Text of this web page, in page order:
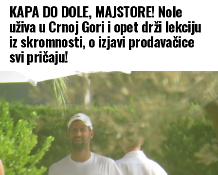
KAPA DO DOLE, MAJSTORE! Nole
uživa u Crnoj Gori i opet drži lekciju
iz skromnosti, o izjavi prodavačice
svi pričaju!